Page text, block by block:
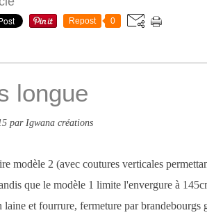
Repost 0
longue
par Igwana créations
modèle 2 (avec coutures verticales
que le modèle 1 limite l'envergure à
et fourrure, fermeture par brandebourgs